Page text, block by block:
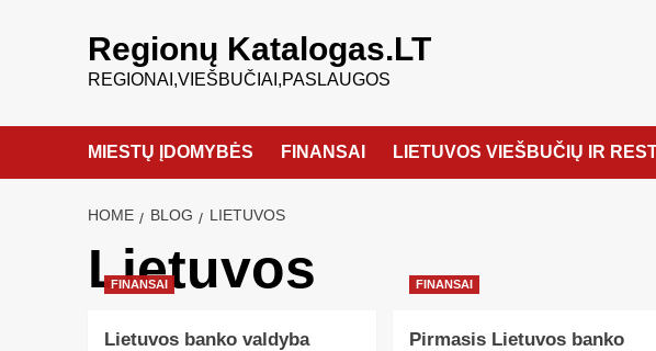
Regionų Katalogas.LT
REGIONAI,VIEŠBUČIAI,PASLAUGOS
MIESTŲ ĮDOMYBĖS FINANSAI LIETUVOS VIEŠBUČIŲ IR
HOME BLOG LIETUVOS
Lietuvos
FINANSAI
Lietuvos banko valdyba
FINANSAI
Pirmasis Lietuvos banko